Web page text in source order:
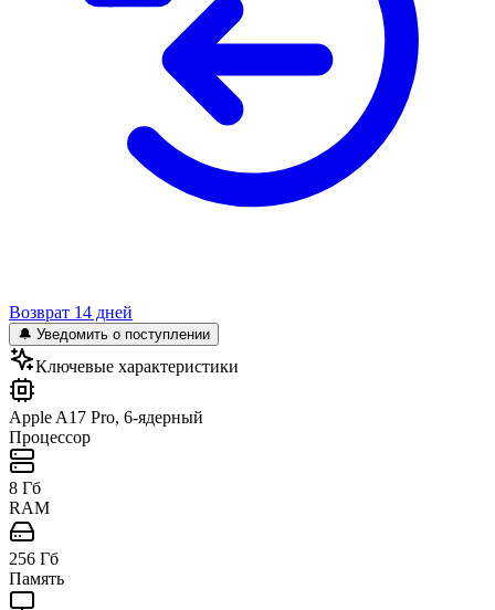
Возврат 14 дней
🔔 Уведомить о поступлении
Ключевые характеристики
Apple A17 Pro, 6-ядерный
Процессор
8 Гб
RAM
256 Гб
Память